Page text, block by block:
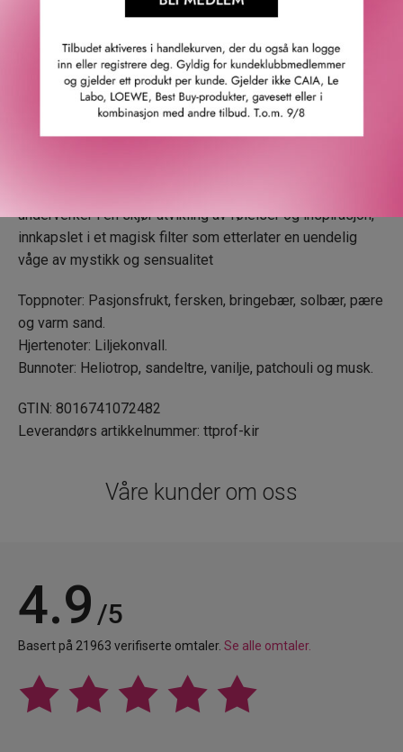
Den er overbevisende som en berøring av liljekonvall og
som en barfot spasertur på sand som varmes av
kontrasten med den umiskjennelige heliotropinen, og gjort
kraftfull gjennom styrken til patchouli og musk-tre. Som en
underverker i en skjør utvikling av følelser og inspirasjon,
innkapslet i et magisk filter som etterlater en uendelig
våge av mystikk og sensualitet
Toppnoter: Pasjonsfrukt, fersken, bringebær, solbær, pære
og varm sand.
Hjertenoter: Liljekonvall.
Bunnoter: Heliotrop, sandeltre, vanilje, patchouli og musk.
GTIN: 8016741072482
Leverandørs artikkelnummer: ttprof-kir
Våre kunder om oss
4.9 /5
Basert på 21963 verifiserte omtaler. Se alle omtaler.